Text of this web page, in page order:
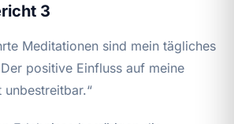
3
Meditationen sind mein tägliches
positive Einfluss auf meine